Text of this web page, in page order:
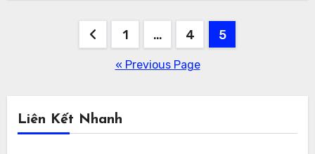
pagination
1 … 4 5
« Previous Page
Liên Kết Nhanh